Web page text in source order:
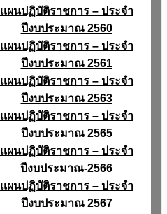
แผนปฏิบัติราชการ – ประจำ
ปีงบประมาณ 2560
แผนปฏิบัติราชการ – ประจำ
ปีงบประมาณ 2561
แผนปฏิบัติราชการ – ประจำ
ปีงบประมาณ 2563
แผนปฏิบัติราชการ – ประจำ
ปีงบประมาณ 2565
แผนปฏิบัติราชการ – ประจำ
ปีงบประมาณ-2566
แผนปฏิบัติราชการ – ประจำ
ปีงบประมาณ 2567